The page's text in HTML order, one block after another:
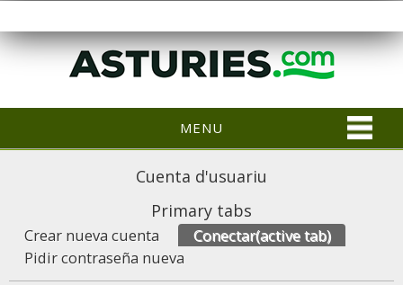
MENU
Cuenta d'usuariu
Primary tabs
Crear nueva cuenta Conectar(active tab)
Pidir contraseña nueva